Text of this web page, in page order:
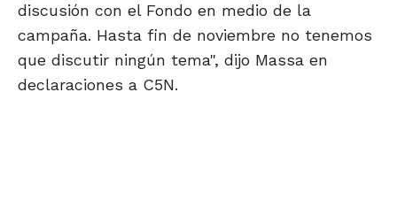
discusión con el Fondo en medio de la
campaña. Hasta fin de noviembre no tenemos
que discutir ningún tema", dijo Massa en
declaraciones a C5N.